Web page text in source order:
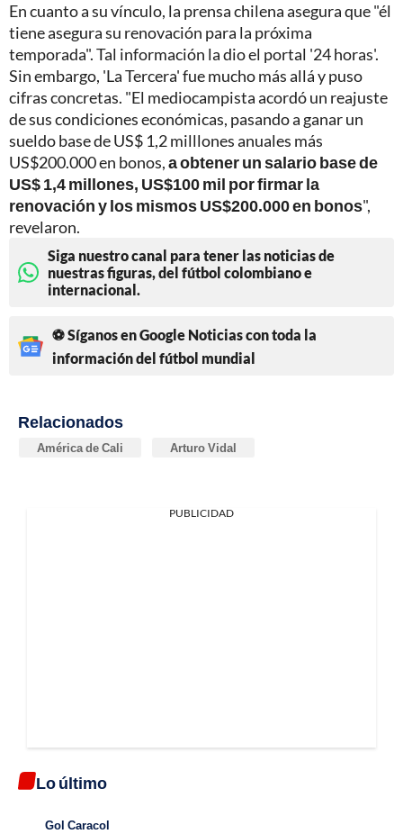
En cuanto a su vínculo, la prensa chilena asegura que "él
tiene asegura su renovación para la próxima
temporada". Tal información la dio el portal '24 horas'.
Sin embargo, 'La Tercera' fue mucho más allá y puso
cifras concretas. "El mediocampista acordó un reajuste
de sus condiciones económicas, pasando a ganar un
sueldo base de US$ 1,2 milllones anuales más
US$200.000 en bonos,a obtener un salario base de
US$ 1,4 millones, US$100 mil por firmar la
renovación y los mismos US$200.000 en bonos",
revelaron.
Siga nuestro canal para tener las noticias de
nuestras figuras, del fútbol colombiano e
internacional.
⚽ Síganos en Google Noticias con toda la
información del fútbol mundial
Relacionados
América de Cali Arturo Vidal
PUBLICIDAD
Lo último
Gol Caracol